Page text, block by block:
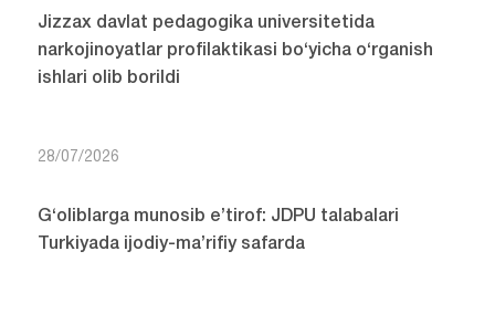
Jizzax davlat pedagogika universitetida
narkojinoyatlar profilaktikasi bo‘yicha o‘rganish
ishlari olib borildi
28/07/2026
G‘oliblarga munosib e’tirof: JDPU talabalari
Turkiyada ijodiy-ma’rifiy safarda